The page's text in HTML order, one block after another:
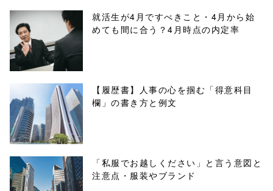
/1026853"
onclick="windo
w.open(this.hre
f, 'Gwindow',
'width=550,
height=450,
menubar=no,
toolbar=no,
就活生が4月ですべきこと・4月から始
めても間に合う？4月時点の内定率
【履歴書】人事の心を掴む「得意科目
欄」の書き方と例文
「私服でお越しください」と言う意図と
注意点・服装やブランド